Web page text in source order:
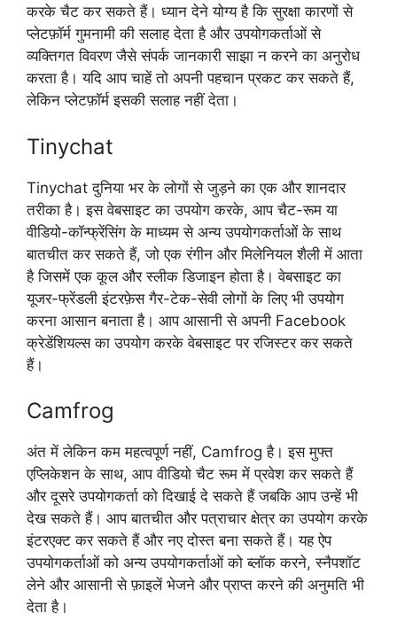
करके चैट कर सकते हैं। ध्यान देने योग्य है कि सुरक्षा कारणों से
प्लेटफ़ॉर्म गुमनामी की सलाह देता है और उपयोगकर्ताओं से
व्यक्तिगत विवरण जैसे संपर्क जानकारी साझा न करने का अनुरोध
करता है। यदि आप चाहें तो अपनी पहचान प्रकट कर सकते हैं,
लेकिन प्लेटफ़ॉर्म इसकी सलाह नहीं देता।
Tinychat
Tinychat दुनिया भर के लोगों से जुड़ने का एक और शानदार
तरीका है। इस वेबसाइट का उपयोग करके, आप चैट-रूम या
वीडियो-कॉन्फ्रेंसिंग के माध्यम से अन्य उपयोगकर्ताओं के साथ
बातचीत कर सकते हैं, जो एक रंगीन और मिलेनियल शैली में आता
है जिसमें एक कूल और स्लीक डिजाइन होता है। वेबसाइट का
यूजर-फ्रेंडली इंटरफ़ेस गैर-टेक-सेवी लोगों के लिए भी उपयोग
करना आसान बनाता है। आप आसानी से अपनी Facebook
क्रेडेंशियल्स का उपयोग करके वेबसाइट पर रजिस्टर कर सकते
हैं।
Camfrog
अंत में लेकिन कम महत्वपूर्ण नहीं, Camfrog है। इस मुफ्त
एप्लिकेशन के साथ, आप वीडियो चैट रूम में प्रवेश कर सकते हैं
और दूसरे उपयोगकर्ता को दिखाई दे सकते हैं जबकि आप उन्हें भी
देख सकते हैं। आप बातचीत और पत्राचार क्षेत्र का उपयोग करके
इंटरएक्ट कर सकते हैं और नए दोस्त बना सकते हैं। यह ऐप
उपयोगकर्ताओं को अन्य उपयोगकर्ताओं को ब्लॉक करने, स्नैपशॉट
लेने और आसानी से फ़ाइलें भेजने और प्राप्त करने की अनुमति भी
देता है।